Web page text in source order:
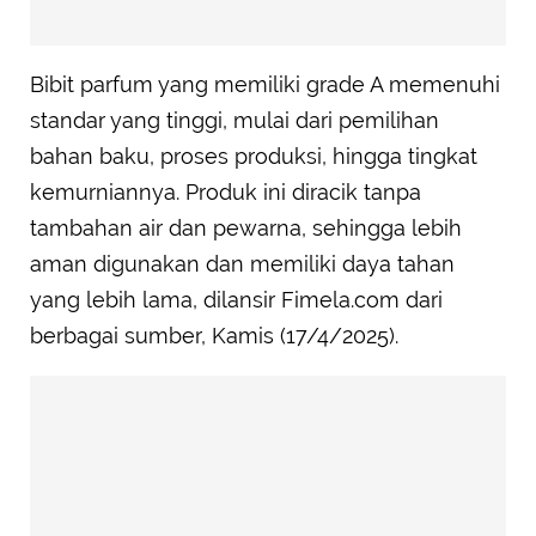
Bibit parfum yang memiliki grade A memenuhi
standar yang tinggi, mulai dari pemilihan
bahan baku, proses produksi, hingga tingkat
kemurniannya. Produk ini diracik tanpa
tambahan air dan pewarna, sehingga lebih
aman digunakan dan memiliki daya tahan
yang lebih lama, dilansir Fimela.com dari
berbagai sumber, Kamis (17/4/2025).